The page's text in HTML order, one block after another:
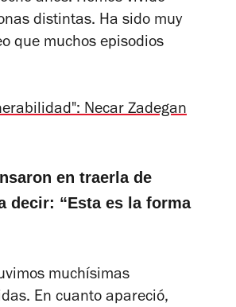
distintas. Ha sido muy
que muchos episodios
Necar Zadegan
en traerla de
decir: “Esta es la forma
muchísimas
. En cuanto apareció,